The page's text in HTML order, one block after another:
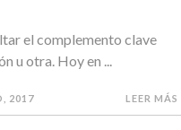
el complemento clave
u otra. Hoy en ...
2017 LEER MÁS